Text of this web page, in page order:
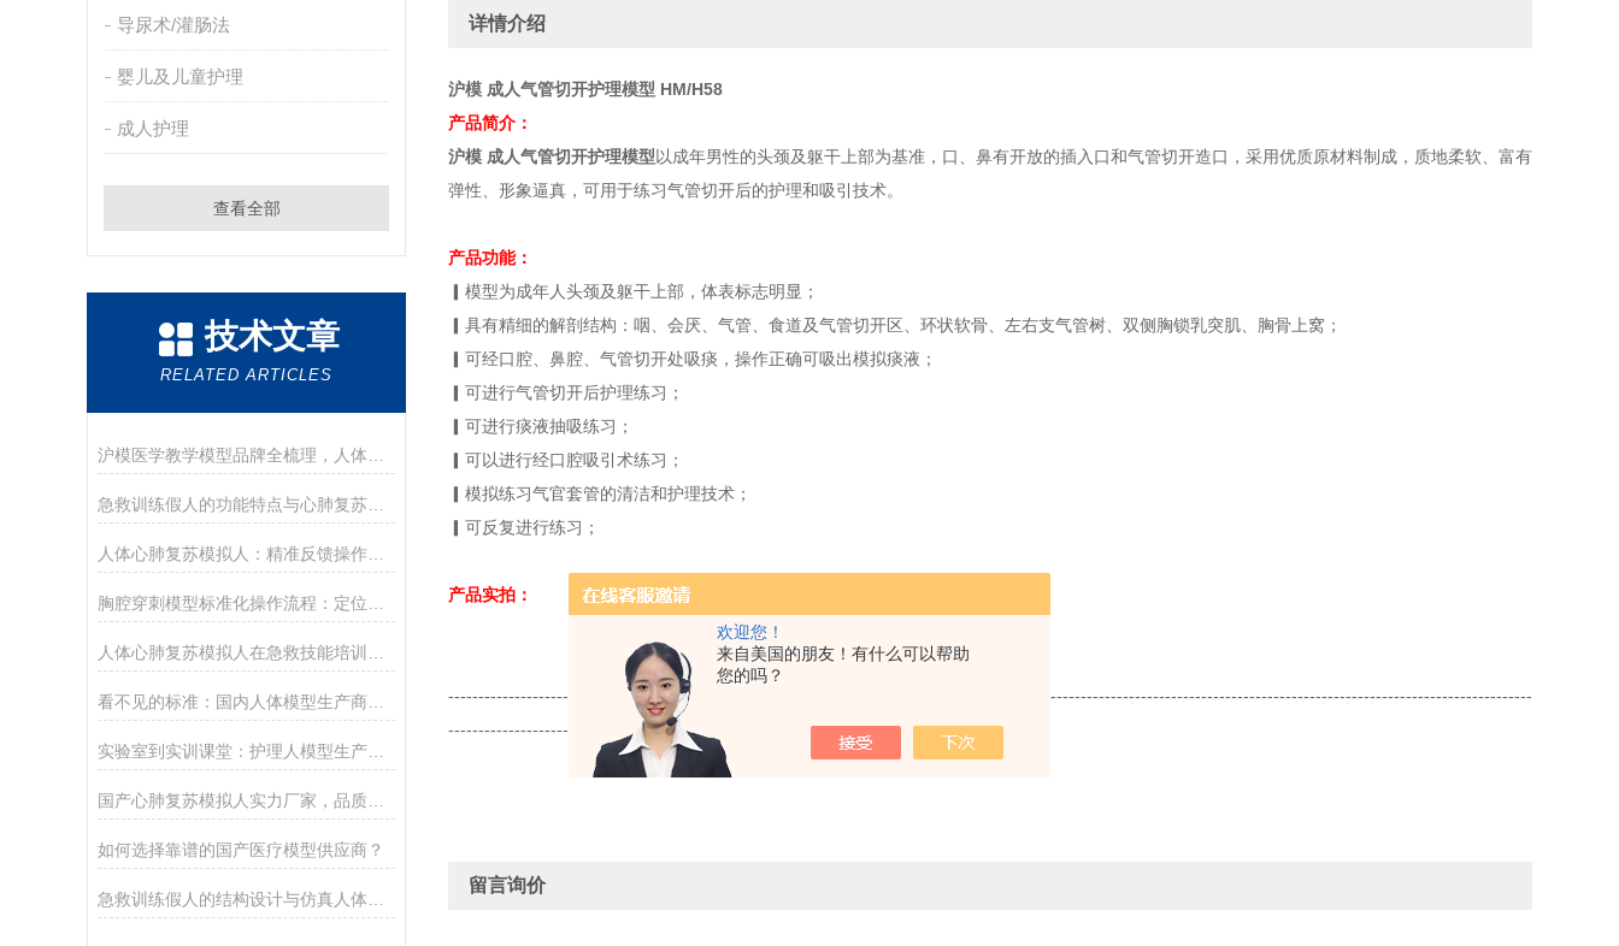
欢迎您！
来自美国的朋友！有什么可以帮助
您的吗？
导尿术/灌肠法
婴儿及儿童护理
成人护理
查看全部
技术文章
RELATED ARTICLES
急救训练假人的功能特点与心肺复苏实操应用
人体心肺复苏模拟人：精准反馈操作，助力急救培训提质
实验室到实训课堂：护理人模型生产企业的产品落地与用户反馈
如何选择靠谱的国产医疗模型供应商？
详情介绍
沪模 成人气管切开护理模型 HM/H58
产品简介：
沪模 成人气管切开护理模型以成年男性的头颈及躯干上部为基准，口、鼻有开放的插入口和气管切开造口，采用优质原材料制成，质地柔软、富有
弹性、形象逼真，可用于练习气管切开后的护理和吸引技术。
产品功能：
▎模型为成年人头颈及躯干上部，体表标志明显；
▎具有精细的解剖结构：咽、会厌、气管、食道及气管切开区、环状软骨、左右支气管树、双侧胸锁乳突肌、胸骨上窝；
▎可经口腔、鼻腔、气管切开处吸痰，操作正确可吸出模拟痰液；
▎可进行气管切开后护理练习；
▎可进行痰液抽吸练习；
▎可以进行经口腔吸引术练习；
▎模拟练习气官套管的清洁和护理技术；
▎可反复进行练习；
产品实拍：
-------------------------------------------------------------- ---------------------------------------------------------------------------------------
-------------------------------------
留言询价